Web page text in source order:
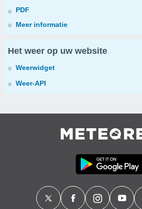
PDF
Meer informatie
Het weer op uw website
Weerwidget
Weer-API